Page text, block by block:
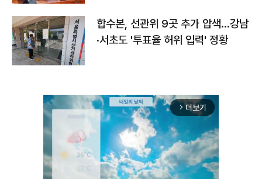
합수본, 선관위 9곳 추가 압색…강남
·서초도 '투표율 허위 입력' 정황
arrow_forward_ios 더보기